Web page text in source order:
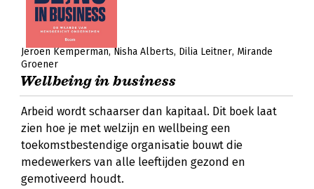
Jeroen Kemperman Nisha Alberts Dilia Leitner Mirande
Groener
Wellbeing in business
Arbeid wordt schaarser dan kapitaal. Dit boek laat
zien hoe je met welzijn en wellbeing een
toekomstbestendige organisatie bouwt die
medewerkers van alle leeftijden gezond en
gemotiveerd houdt.